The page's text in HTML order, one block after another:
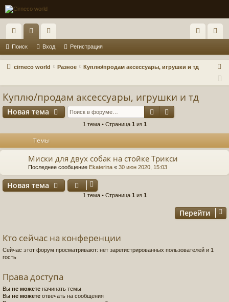
с
ы ум
ол
ьз
ел
д ис
тр
Поиск Вход Регистрация
cirneco world Разное Куплю/продам аксессуары, игрушки и тд
Куплю/продам аксессуары, игрушки и тд
Новая тема Поиск
1 тема • Страница 1 из 1
Темы
Миски для двух собак на стойке Трикси
Последнее сообщение Ekaterina « 30 июн 2020, 15:03
Новая тема
1 тема • Страница 1 из 1
Перейти
Кто сейчас на конференции
Сейчас этот форум просматривают: нет зарегистрированных пользователей и 1
гость
Права доступа
Вы не можете начинать темы
Вы не можете отвечать на сообщения